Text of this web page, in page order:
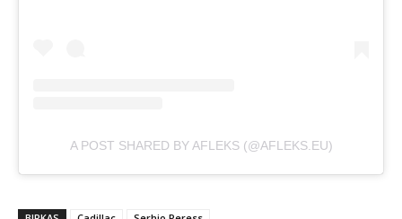
A POST SHARED BY AFLEKS (@AFLEKS.EU)